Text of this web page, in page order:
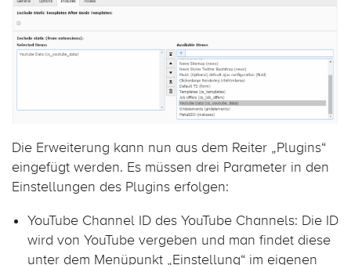
Die Erweiterung kann nun aus dem Reiter „Plugins“
eingefügt werden. Es müssen drei Parameter in den
Einstellungen des Plugins erfolgen:
YouTube Channel ID des YouTube Channels: Die ID
wird von YouTube vergeben und man findet diese
unter dem Menüpunkt „Einstellung“ im eigenen